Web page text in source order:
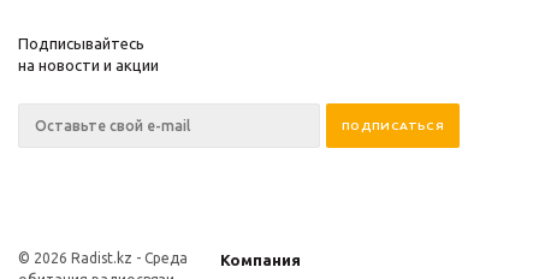
Подписывайтесь
на новости и акции
© 2026 Radist.kz - Среда
Компания